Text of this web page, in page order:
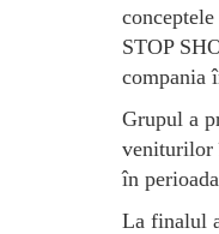
STOP
compania
Grupul a
veniturilor
în
La finalul